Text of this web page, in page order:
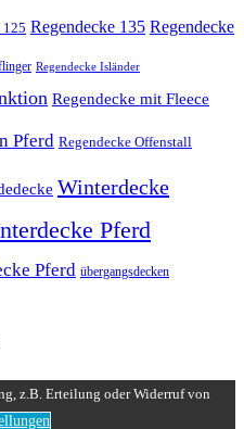
125 Regendecke 135 Regendecke
Regendecke Isländer
Regendecke mit Fleece
Pferd Regendecke Offenstall
Winterdecke
Pferd
Pferd übergangsdecken
z.B. Erteilung oder Widerruf von